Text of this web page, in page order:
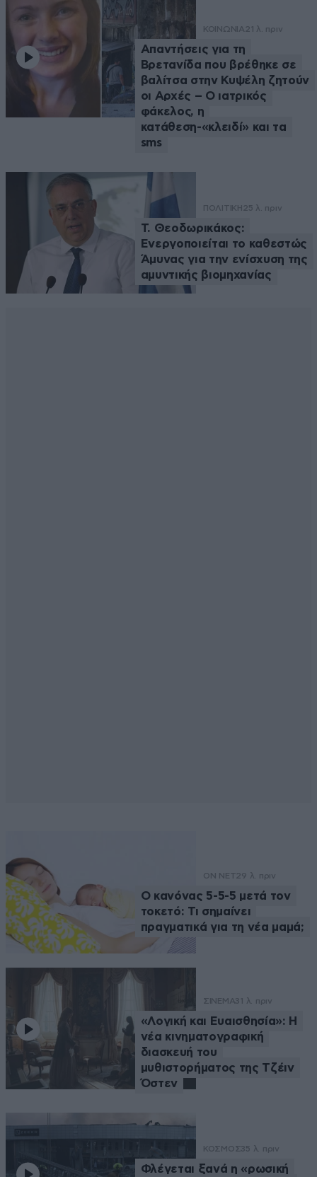
ΚΟΙΝΩΝΙΑ 21 λ. πριν
Απαντήσεις για τη
Βρετανίδα που βρέθηκε σε
βαλίτσα στην Κυψέλη ζητούν
οι Αρχές – Ο ιατρικός
φάκελος, η
κατάθεση-«κλειδί» και τα
sms
ΠΟΛΙΤΙΚΗ25 λ. πριν
Τ. Θεοδωρικάκος:
Ενεργοποιείται το καθεστώς
Άμυνας για την ενίσχυση της
αμυντικής βιομηχανίας
ON NET29 λ. πριν
Ο κανόνας 5-5-5 μετά τον
τοκετό: Τι σημαίνει
πραγματικά για τη νέα μαμά;
ΣΙΝΕΜΑ31 λ. πριν
«Λογική και Ευαισθησία»: Η
νέα κινηματογραφική
διασκευή του
μυθιστορήματος της Τζέιν
Όστεν
ΚΟΣΜΟΣ35 λ. πριν
Φλέγεται ξανά η «ρωσική